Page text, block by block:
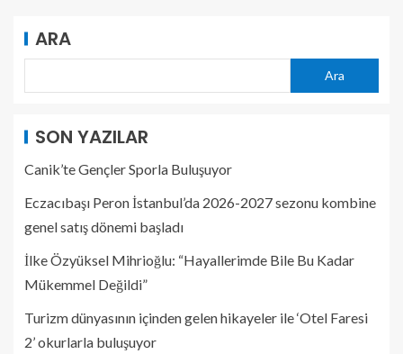
ARA
Ara
SON YAZILAR
Canik’te Gençler Sporla Buluşuyor
Eczacıbaşı Peron İstanbul’da 2026-2027 sezonu kombine
genel satış dönemi başladı
İlke Özyüksel Mihrioğlu: “Hayallerimde Bile Bu Kadar
Mükemmel Değildi”
Turizm dünyasının içinden gelen hikayeler ile ‘Otel Faresi
2’ okurlarla buluşuyor